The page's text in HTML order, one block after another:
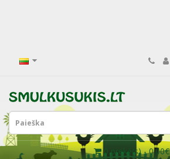
0 prekė(s) - 0.00€